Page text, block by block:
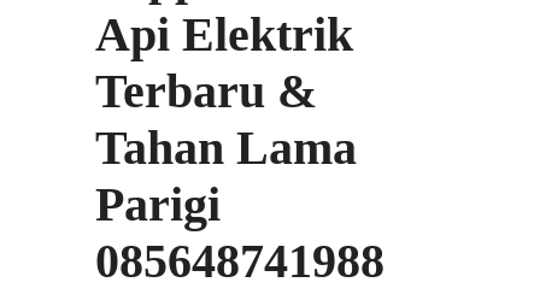
Api Elektrik
Terbaru &
Tahan Lama
Parigi
085648741988